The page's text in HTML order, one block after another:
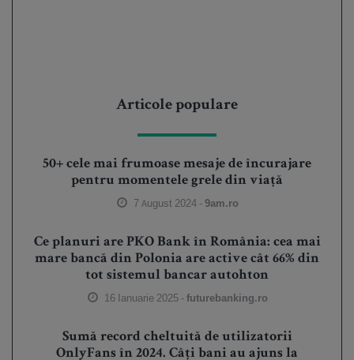
Articole populare
50+ cele mai frumoase mesaje de încurajare
pentru momentele grele din viață
7 August 2024 -9am.ro
Ce planuri are PKO Bank în România: cea mai
mare bancă din Polonia are active cât 66% din
tot sistemul bancar autohton
16 Ianuarie 2025 -futurebanking.ro
Sumă record cheltuită de utilizatorii
OnlyFans în 2024. Câți bani au ajuns la